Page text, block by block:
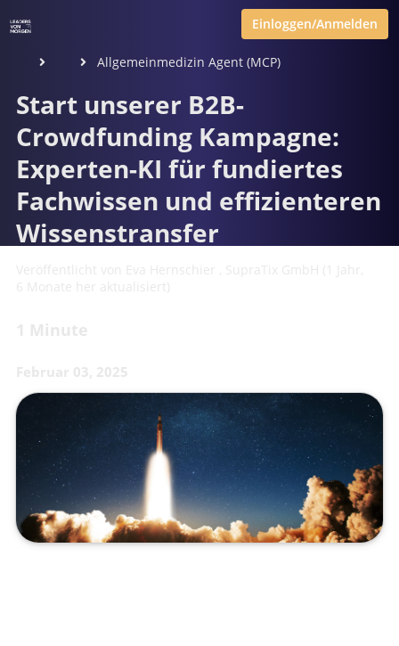
Einloggen/Anmelden
Allgemeinmedizin Agent (MCP)
Start unserer B2B-
Crowdfunding Kampagne:
Experten-KI für fundiertes
Fachwissen und effizienteren
Wissenstransfer